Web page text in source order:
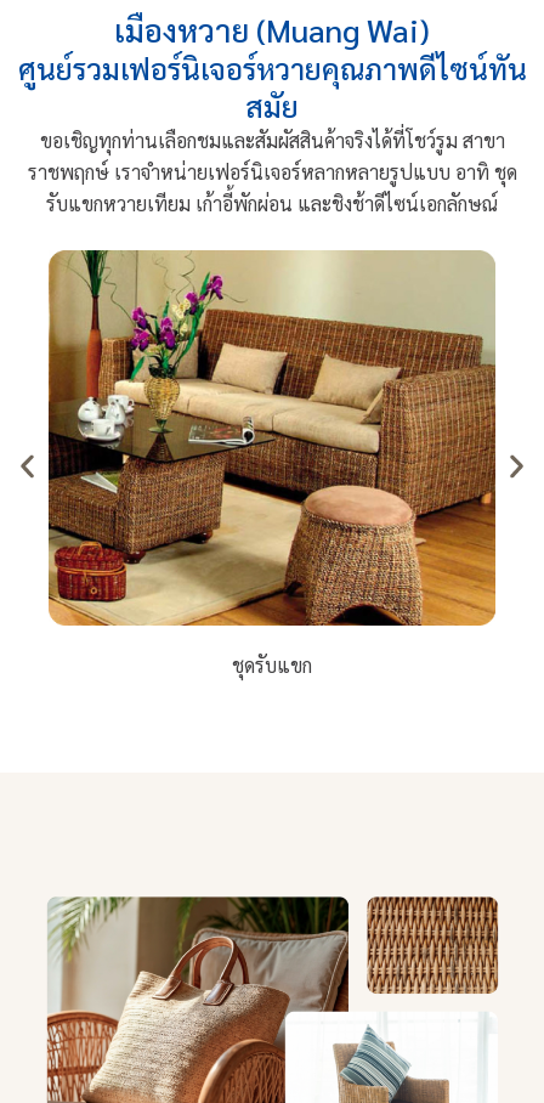
เมืองหวาย (Muang Wai)
ศูนย์รวมเฟอร์นิเจอร์หวายคุณภาพดีไซน์ทัน
สมัย
ขอเชิญทุกท่านเลือกชมและสัมผัสสินค้าจริงได้ที่โชว์รูม สาขา
ราชพฤกษ์ เราจำหน่ายเฟอร์นิเจอร์หลากหลายรูปแบบ อาทิ ชุด
รับแขกหวายเทียม เก้าอี้พักผ่อน และชิงช้าดีไซน์เอกลักษณ์
ชุดรับแขก